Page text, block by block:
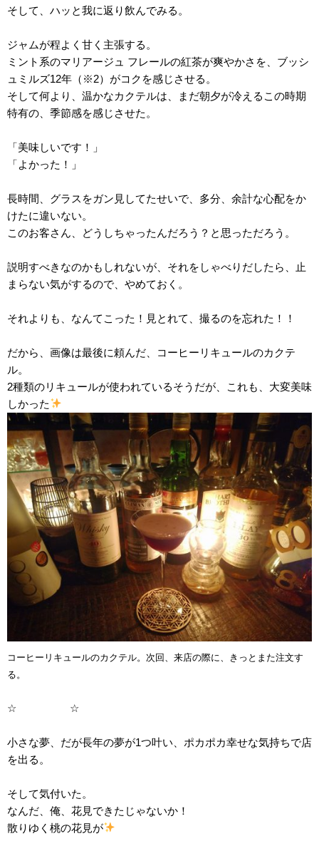
そして、ハッと我に返り飲んでみる。
ジャムが程よく甘く主張する。
ミント系のマリアージュ フレールの紅茶が爽やかさを、ブッシ
ュミルズ12年（※2）がコクを感じさせる。
そして何より、温かなカクテルは、まだ朝夕が冷えるこの時期
特有の、季節感を感じさせた。
「美味しいです！」
「よかった！」
長時間、グラスをガン見してたせいで、多分、余計な心配をか
けたに違いない。
このお客さん、どうしちゃったんだろう？と思っただろう。
説明すべきなのかもしれないが、それをしゃべりだしたら、止
まらない気がするので、やめておく。
それよりも、なんてこった！見とれて、撮るのを忘れた！！
だから、画像は最後に頼んだ、コーヒーリキュールのカクテ
ル。
2種類のリキュールが使われているそうだが、これも、大変美味
しかった
コーヒーリキュールのカクテル。次回、来店の際に、きっとまた注文す
る。
☆ ☆
小さな夢、だが長年の夢が1つ叶い、ポカポカ幸せな気持ちで店
を出る。
そして気付いた。
なんだ、俺、花見できたじゃないか！
散りゆく桃の花見が